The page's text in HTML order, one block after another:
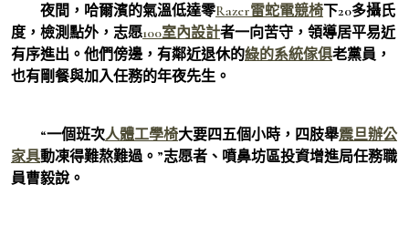
夜間，哈爾濱的氣溫低達零Razer雷蛇電競椅下20多攝氏
度，檢測點外，志愿100室內設計者一向苦守，領導居平易近
有序進出。他們傍邊，有鄰近退休的綠的系統傢俱老黨員，
也有剛餐與加入任務的年夜先生。
“一個班次人體工學椅大要四五個小時，四肢舉震旦辦公
家具動凍得難熬難過。”志愿者、噴鼻坊區投資增進局任務職
員曹毅說。